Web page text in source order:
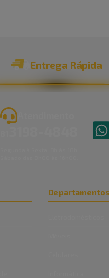
Entrega Rápida
Departamentos